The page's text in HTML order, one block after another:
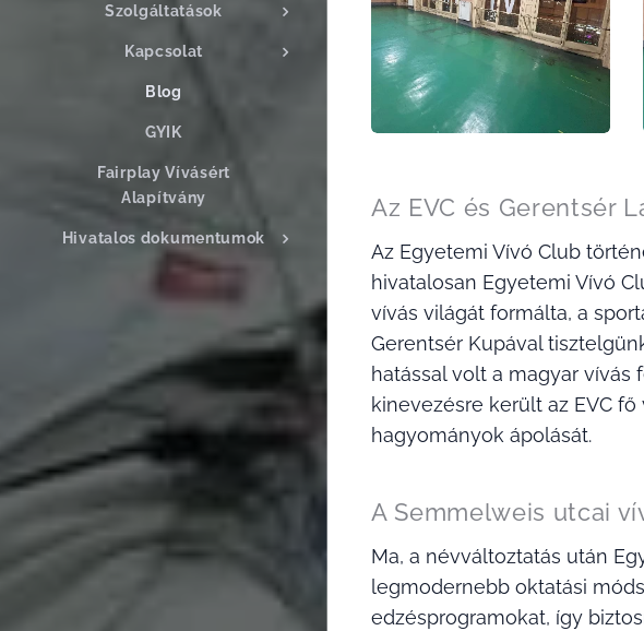
Szolgáltatások
Kapcsolat
Blog
GYIK
Fairplay Vívásért
Alapítvány
Hivatalos dokumentumok
Az EVC és Gerentsér
Az Egyetemi Vívó Club
hivatalosan Egyetemi Vívó
vívás világát formálta, a
Gerentsér Kupával
hatással volt a magyar vívás
kinevezésre került az EVC
hagyományok ápolását.
A Semmelweis utcai
Ma, a névváltoztatás után
legmodernebb oktatási
edzésprogramokat, így